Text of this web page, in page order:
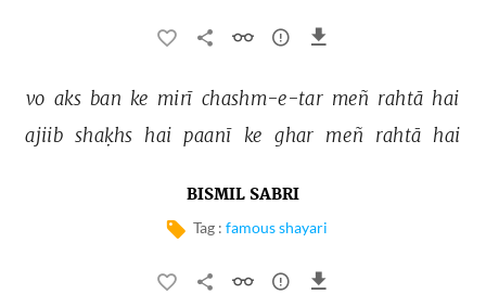
vo aks ban ke mirī chashm-e-tar meñ rahtā hai
ajiib shaḳhs hai paanī ke ghar meñ rahtā hai
BISMIL SABRI
Tag : famous shayari